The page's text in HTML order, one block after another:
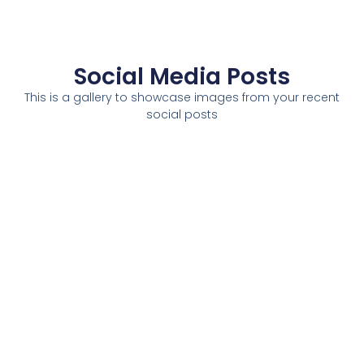
Social Media Posts
This is a gallery to showcase images from your recent
social posts